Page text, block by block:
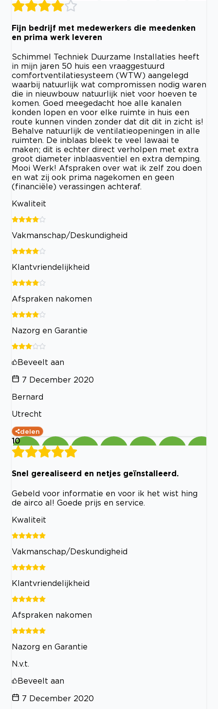
Fijn bedrijf met medewerkers die meedenken
en prima werk leveren
Schimmel Techniek Duurzame Installaties heeft
in mijn jaren 50 huis een vraaggestuurd
comfortventilatiesysteem (WTW) aangelegd
waarbij natuurlijk wat compromissen nodig waren
die in nieuwbouw natuurlijk niet voor hoeven te
komen. Goed meegedacht hoe alle kanalen
konden lopen en voor elke ruimte in huis een
route kunnen vinden zonder dat dit dit in zicht is!
Behalve natuurlijk de ventilatieopeningen in alle
ruimten. De inblaas bleek te veel lawaai te
maken; dit is echter direct verholpen met extra
groot diameter inblaasventiel en extra demping.
Mooi Werk! Afspraken over wat ik zelf zou doen
en wat zij ook prima nagekomen en geen
(financiële) verassingen achteraf.
Kwaliteit
Vakmanschap/Deskundigheid
Klantvriendelijkheid
Afspraken nakomen
Nazorg en Garantie
Beveelt aan
7 December 2020
Bernard
Utrecht
delen
10
Snel gerealiseerd en netjes geïnstalleerd.
Gebeld voor informatie en voor ik het wist hing
de airco al! Goede prijs en service.
Kwaliteit
Vakmanschap/Deskundigheid
Klantvriendelijkheid
Afspraken nakomen
Nazorg en Garantie
N.v.t.
Beveelt aan
7 December 2020